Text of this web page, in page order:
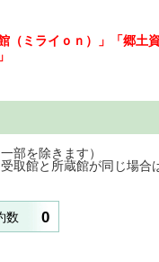
（ミライｏｎ）」「郷
部を除きます）
取館と所蔵館が同じ場合
数 0